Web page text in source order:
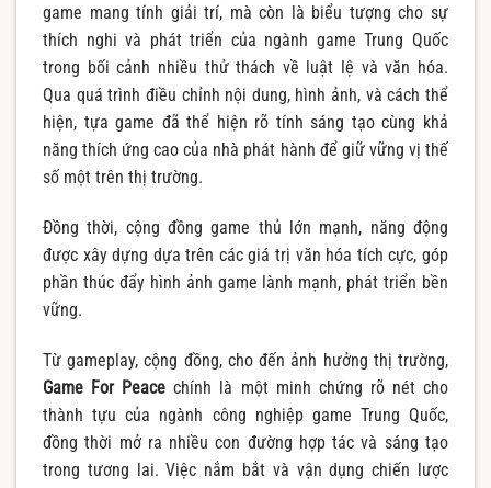
game mang tính giải trí, mà còn là biểu tượng cho sự
thích nghi và phát triển của ngành game Trung Quốc
trong bối cảnh nhiều thử thách về luật lệ và văn hóa.
Qua quá trình điều chỉnh nội dung, hình ảnh, và cách thể
hiện, tựa game đã thể hiện rõ tính sáng tạo cùng khả
năng thích ứng cao của nhà phát hành để giữ vững vị thế
số một trên thị trường.
Đồng thời, cộng đồng game thủ lớn mạnh, năng động
được xây dựng dựa trên các giá trị văn hóa tích cực, góp
phần thúc đẩy hình ảnh game lành mạnh, phát triển bền
vững.
Từ gameplay, cộng đồng, cho đến ảnh hưởng thị trường,
Game For Peace chính là một minh chứng rõ nét cho
thành tựu của ngành công nghiệp game Trung Quốc,
đồng thời mở ra nhiều con đường hợp tác và sáng tạo
trong tương lai. Việc nắm bắt và vận dụng chiến lược